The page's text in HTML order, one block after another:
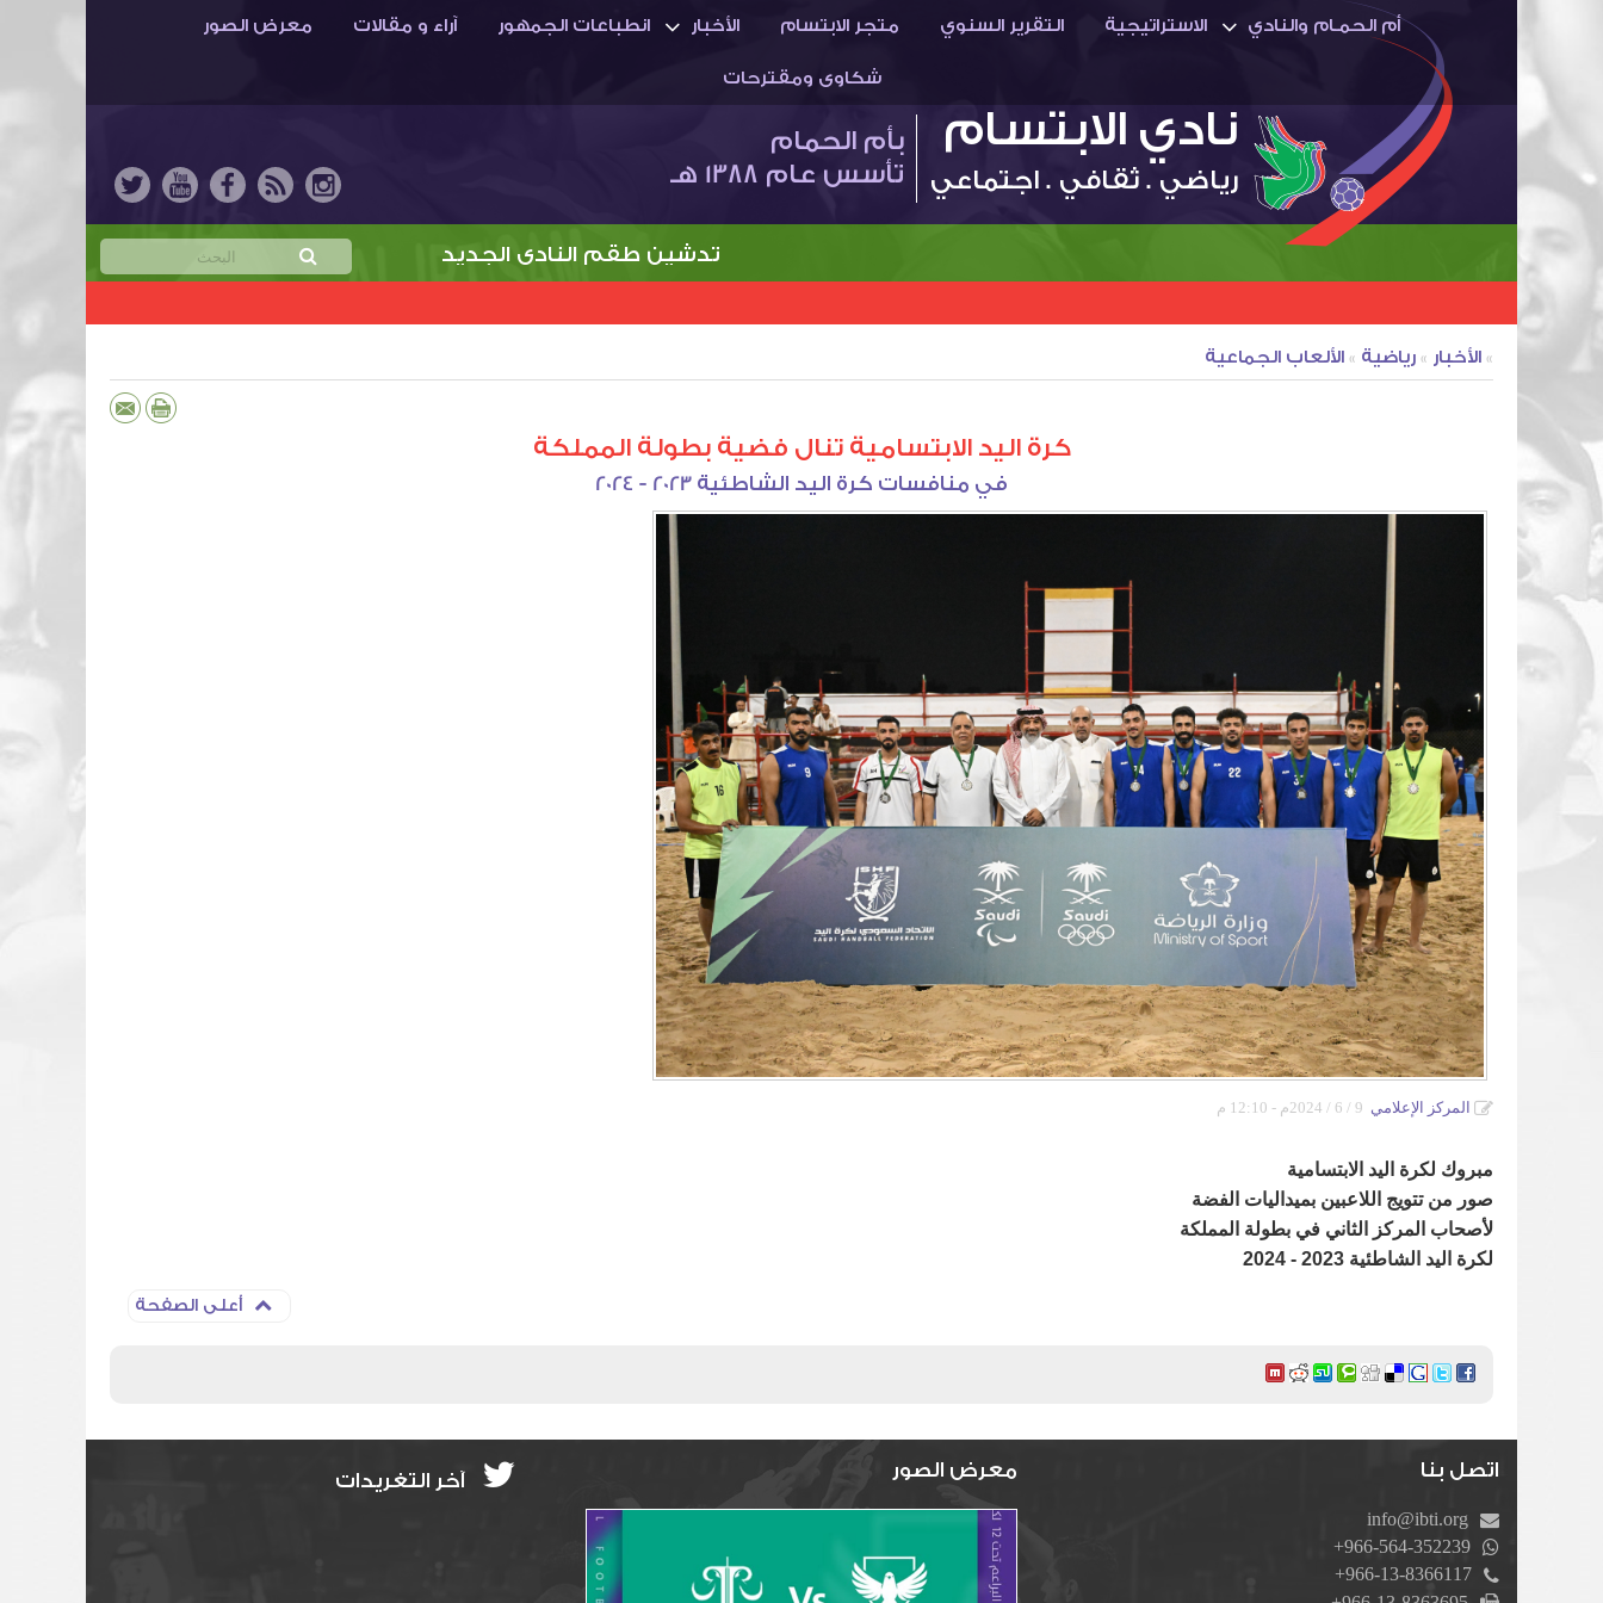
أم الحمـام والنادي الاستراتيجية التقرير السنوي متجر الابتسام الأخبار انطباعات الجمهور آراء و مقالات معرض الصور
شكاوى ومقترحات
نادي الابتسام
رياضي . ثقافي . اجتماعي
بأم الحمام
تأسس عام 1388 هـ
تدشين طقم النادي الجديد خمن نتيجة مباراة الابتسام والهدّاية واربح
» الأخبار » رياضية » الألعاب الجماعية
كرة اليد الابتسامية تنال فضية بطولة المملكة
في منافسات كرة اليد الشاطئية 2023 - 2024
المركز الإعلامي 9 / 6 / 2024م - 12:10 م
مبروك لكرة اليد الابتسامية
صور من تتويج اللاعبين بميداليات الفضة
لأصحاب المركز الثاني في بطولة المملكة
لكرة اليد الشاطئية 2023 - 2024
أعلى الصفحة
اتصل بنا
info@ibti.org
+966-564-352239
+966-13-8366117
معرض الصور آخر التغريدات